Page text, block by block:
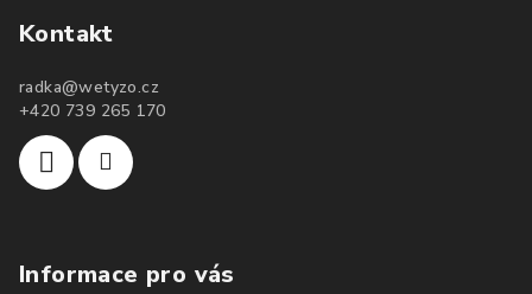
Kontakt
radka@wetyzo.cz
+420 739 265 170
Informace pro vás